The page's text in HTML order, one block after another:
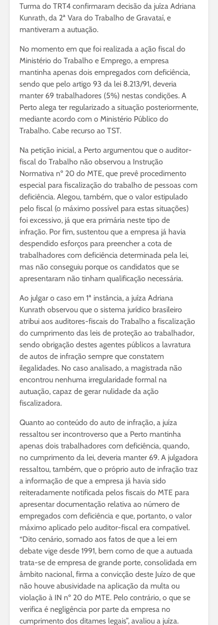
Turma do TRT4 confirmaram decisão da juíza Adriana
Kunrath, da 2ª Vara do Trabalho de Gravataí, e
mantiveram a autuação.
No momento em que foi realizada a ação fiscal do
Ministério do Trabalho e Emprego, a empresa
mantinha apenas dois empregados com deficiência,
sendo que pelo artigo 93 da lei 8.213/91, deveria
manter 69 trabalhadores (5%) nestas condições. A
Perto alega ter regularizado a situação posteriormente,
mediante acordo com o Ministério Público do
Trabalho. Cabe recurso ao TST.
Na petição inicial, a Perto argumentou que o auditor-
fiscal do Trabalho não observou a Instrução
Normativa nº 20 do MTE, que prevê procedimento
especial para fiscalização do trabalho de pessoas com
deficiência. Alegou, também, que o valor estipulado
pelo fiscal (o máximo possível para estas situações)
foi excessivo, já que era primária neste tipo de
infração. Por fim, sustentou que a empresa já havia
despendido esforços para preencher a cota de
trabalhadores com deficiência determinada pela lei,
mas não conseguiu porque os candidatos que se
apresentaram não tinham qualificação necessária.
Ao julgar o caso em 1ª instância, a juíza Adriana
Kunrath observou que o sistema jurídico brasileiro
atribui aos auditores-fiscais do Trabalho a fiscalização
do cumprimento das leis de proteção ao trabalhador,
sendo obrigação destes agentes públicos a lavratura
de autos de infração sempre que constatem
ilegalidades. No caso analisado, a magistrada não
encontrou nenhuma irregularidade formal na
autuação, capaz de gerar nulidade da ação
fiscalizadora.
Quanto ao conteúdo do auto de infração, a juíza
ressaltou ser incontroverso que a Perto mantinha
apenas dois trabalhadores com deficiência, quando,
no cumprimento da lei, deveria manter 69. A julgadora
ressaltou, também, que o próprio auto de infração traz
a informação de que a empresa já havia sido
reiteradamente notificada pelos fiscais do MTE para
apresentar documentação relativa ao número de
empregados com deficiência e que, portanto, o valor
máximo aplicado pelo auditor-fiscal era compatível.
“Dito cenário, somado aos fatos de que a lei em
debate vige desde 1991, bem como de que a autuada
trata-se de empresa de grande porte, consolidada em
âmbito nacional, firma a convicção deste Juízo de que
não houve abusividade na aplicação da multa ou
violação à IN nº 20 do MTE. Pelo contrário, o que se
verifica é negligência por parte da empresa no
cumprimento dos ditames legais”, avaliou a juíza.